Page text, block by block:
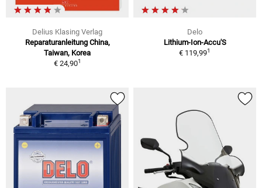
Delius Klasing Verlag
Reparaturanleitung China,
Taiwan, Korea
€ 24,901
Delo
Lithium-Ion-Accu'S
€ 119,991